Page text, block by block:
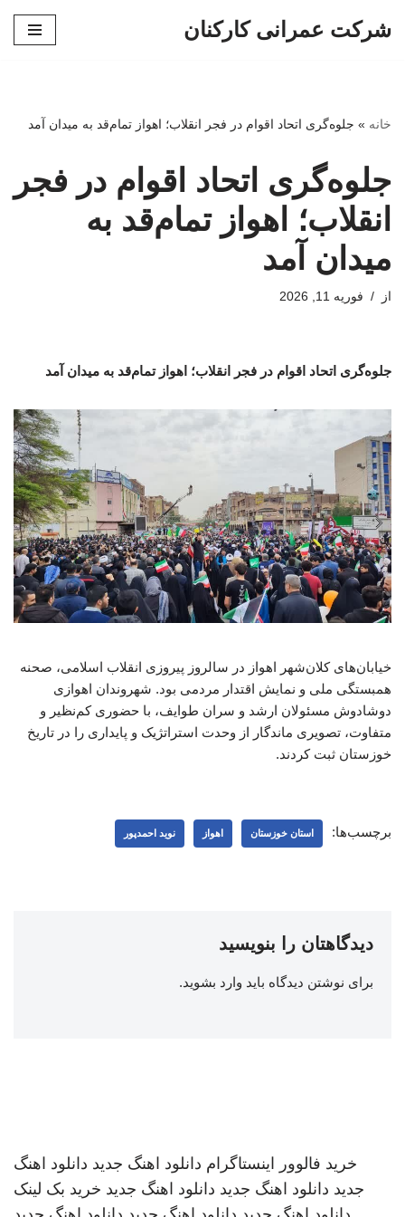
شرکت عمرانی کارکنان
خانه » جلوه‌گری اتحاد اقوام در فجر انقلاب؛ اهواز تمام‌قد به میدان آمد
جلوه‌گری اتحاد اقوام در فجر
انقلاب؛ اهواز تمام‌قد به
میدان آمد
از فوریه 11, 2026
جلوه‌گری اتحاد اقوام در فجر انقلاب؛ اهواز تمام‌قد به میدان آمد
خیابان‌های کلان‌شهر اهواز در سالروز پیروزی انقلاب اسلامی، صحنه
همبستگی ملی و نمایش اقتدار مردمی بود. شهروندان اهوازی
دوشادوش مسئولان ارشد و سران طوایف، با حضوری کم‌نظیر و
متفاوت، تصویری ماندگار از وحدت استراتژیک و پایداری را در تاریخ
خوزستان ثبت کردند.
برچسب‌ها: استان خوزستان اهواز نوید احمدپور
دیدگاهتان را بنویسید
برای نوشتن دیدگاه باید وارد بشوید.
خرید فالوور اینستاگرام دانلود اهنگ جدید دانلود اهنگ
جدید دانلود اهنگ جدید دانلود اهنگ جدید خرید بک لینک